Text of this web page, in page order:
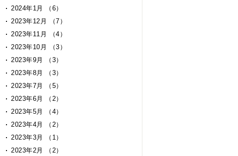
2024年1月 （6）
2023年12月 （7）
2023年11月 （4）
2023年10月 （3）
2023年9月 （3）
2023年8月 （3）
2023年7月 （5）
2023年6月 （2）
2023年5月 （4）
2023年4月 （2）
2023年3月 （1）
2023年2月 （2）